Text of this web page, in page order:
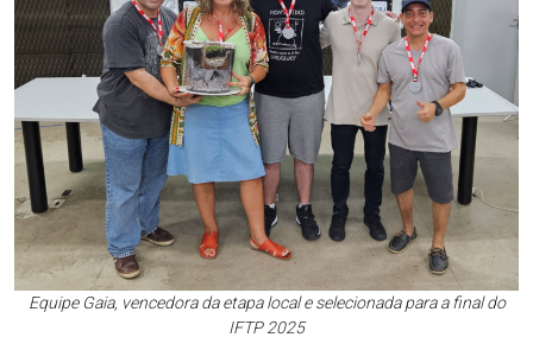
Equipe Gaia, vencedora da etapa local e selecionada para a final do
IFTP 2025